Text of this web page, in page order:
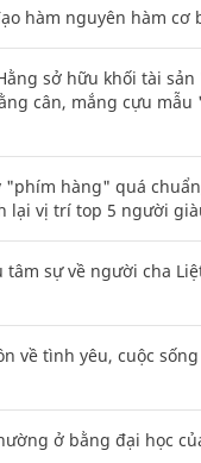
hàm nguyên hàm cơ
sở hữu khối tài
cân, mắng cựu mẫu
"phím hàng" quá
lại vị trí top 5 người
tâm sự về người cha
về tình yêu, cuộc
ở bằng đại học